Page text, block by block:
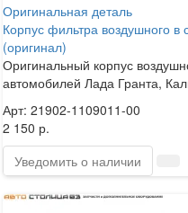
Оригинальная деталь
Корпус фильтра воздушного
(оригинал)
Оригинальный корпус
автомобилей Лада Гранта,
Арт: 21902-1109011-00
2 150 р.
Уведомить о наличии